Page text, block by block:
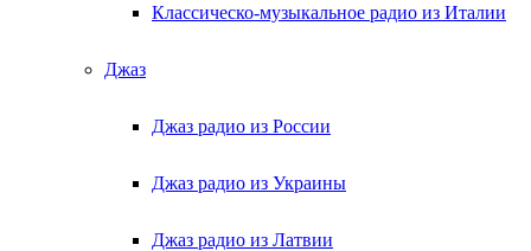
Классическо-музыкальное радио из Италии
Джаз
Джаз радио из России
Джаз радио из Украины
Джаз радио из Латвии